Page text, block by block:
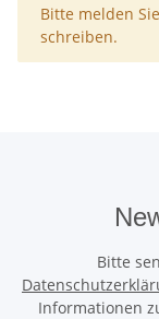
x
Bitte melden
schreiben.
Bitte
Informationen